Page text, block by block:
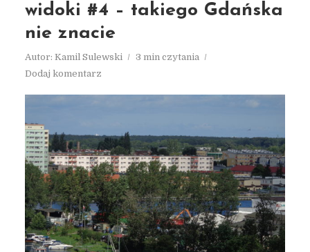
widoki #4 – takiego Gdańska
nie znacie
Autor: Kamil Sulewski
3 min czytania
Dodaj komentarz